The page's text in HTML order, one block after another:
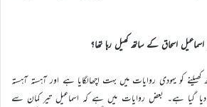
اسماعیل اسحاق کے ساتھ کھیل رہا تھا؟
کو یہودی روایات میں بہت اچھالگایا ہے اور آہستہ آہستہ
گیا ہے۔ بعض روایات میں ہے کہ اسماعیل تیر کمان سے